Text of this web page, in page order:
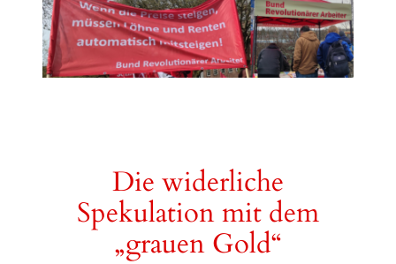
h
e
n
Die widerliche
Spekulation mit dem
„grauen Gold“